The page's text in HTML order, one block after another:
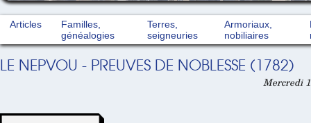
Articles
Familles,
généalogies
Terres,
seigneuries
Armoriaux,
nobiliaires
LE NEPVOU - PREUVES DE NOBLESSE (1782)
Mercredi